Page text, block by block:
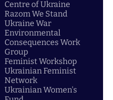
Centre of Ukraine
Razom We Stand
Ukraine War
Environmental
Consequences Work
Group
Feminist Workshop
Ukrainian Feminist
Network
Ukrainian Women's